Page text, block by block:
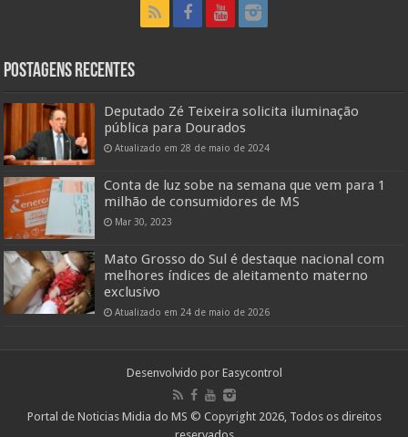
Postagens Recentes
Deputado Zé Teixeira solicita iluminação
pública para Dourados
Atualizado em 28 de maio de 2024
Conta de luz sobe na semana que vem para 1
milhão de consumidores de MS
Mar 30, 2023
Mato Grosso do Sul é destaque nacional com
melhores índices de aleitamento materno
exclusivo
Atualizado em 24 de maio de 2026
Desenvolvido por Easycontrol
Portal de Noticias Midia do MS © Copyright 2026, Todos os direitos